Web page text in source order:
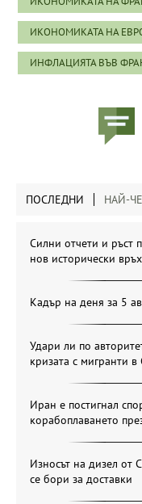
ИКОНОМИКАТА НА
ИНФЛАЦИЯТА ВЪВ
ПОСЛЕДНИ НАЙ-
Силни отчети и ръст
нов исторически връх
Кадър на деня за 5
Удари ли по
кризата с мигранти в
Иран е постигнал
корабоплаването
Износът на дизел от
се бори за доставки